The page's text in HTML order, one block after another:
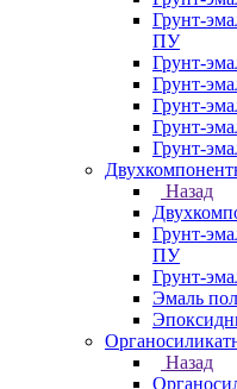
Грунт-
ПУ
Грунт-
Грунт-
Грунт-
Грунт-
Грунт-
Назад
Грунт-
ПУ
Грунт-
Эмаль
Назад